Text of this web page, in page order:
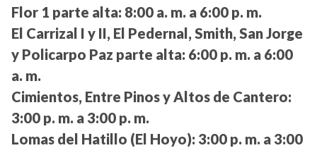
Flor 1 parte alta: 8:00 a. m. a 6:00 p. m.
El Carrizal I y II, El Pedernal, Smith, San Jorge
y Policarpo Paz parte alta: 6:00 p. m. a 6:00
a. m.
Cimientos, Entre Pinos y Altos de Cantero:
3:00 p. m. a 3:00 p. m.
Lomas del Hatillo (El Hoyo): 3:00 p. m. a 3:00